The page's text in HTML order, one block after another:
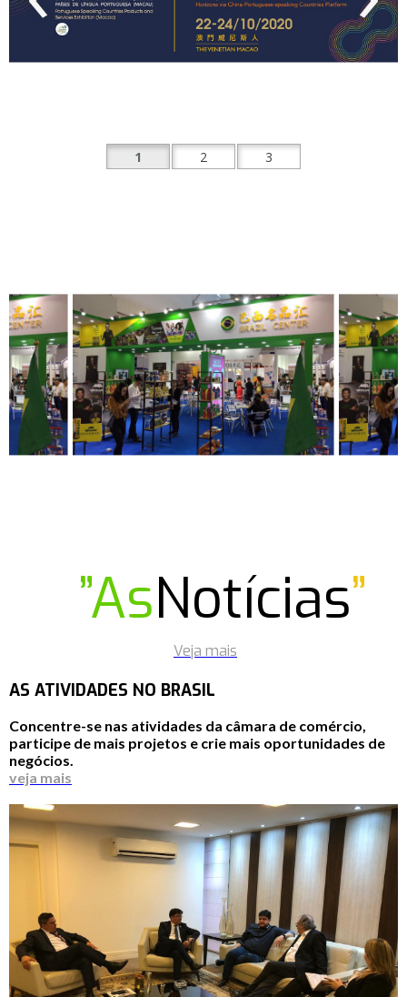
”AsNotícias”
Veja mais
AS ATIVIDADES NO BRASIL
Concentre-se nas atividades da câmara de comércio,
participe de mais projetos e crie mais oportunidades de
negócios.
veja mais